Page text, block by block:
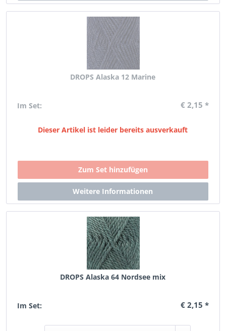
DROPS Alaska 12 Marine
Im Set: € 2,15 *
Dieser Artikel ist leider bereits ausverkauft
DROPS Alaska 64 Nordsee mix
Im Set: € 2,15 *